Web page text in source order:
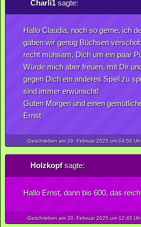
Charli1sagte:
Hallo Claudia, noch so gerne, ich
gaben wir genug Büchsen
recht mühsam, Dich um ein paar
Würde mich aber freuen, mit Dir
gegen Dich ein anderes Spiel zu
sind immer erwünscht!
Guten Morgen und einen
Ernst
Geschrieben am 19. Februar2025um 04:56
Holzkopfsagte:
Hallo Ernst, dann bis 600, das
Geschrieben am 20. Februar2025um 12:45